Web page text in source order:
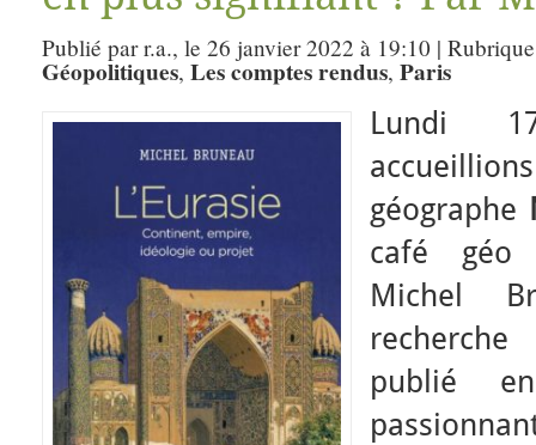
Publié par r.a., le 26 janvier 2022 à 19:10 |
Géopolitiques, Les comptes rendus, Paris
Lundi
géographe
café géo
Michel
publié